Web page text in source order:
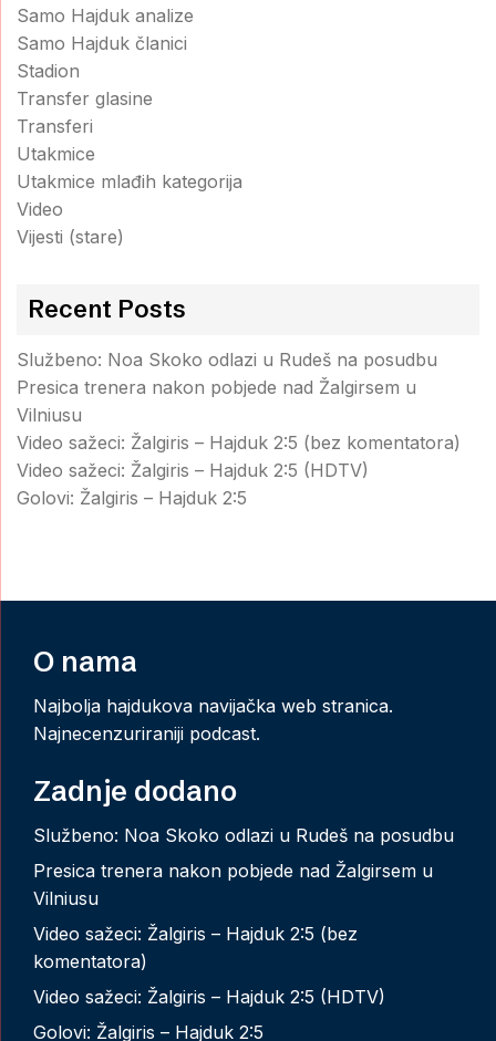
Samo Hajduk analize
Samo Hajduk članici
Stadion
Transfer glasine
Transferi
Utakmice
Utakmice mlađih kategorija
Video
Vijesti (stare)
Recent Posts
Službeno: Noa Skoko odlazi u Rudeš na posudbu
Presica trenera nakon pobjede nad Žalgirsem u
Vilniusu
Video sažeci: Žalgiris – Hajduk 2:5 (bez komentatora)
Video sažeci: Žalgiris – Hajduk 2:5 (HDTV)
Golovi: Žalgiris – Hajduk 2:5
O nama
Najbolja hajdukova navijačka web stranica.
Najnecenzuriraniji podcast.
Zadnje dodano
Službeno: Noa Skoko odlazi u Rudeš na posudbu
Presica trenera nakon pobjede nad Žalgirsem u
Vilniusu
Video sažeci: Žalgiris – Hajduk 2:5 (bez
komentatora)
Video sažeci: Žalgiris – Hajduk 2:5 (HDTV)
Golovi: Žalgiris – Hajduk 2:5